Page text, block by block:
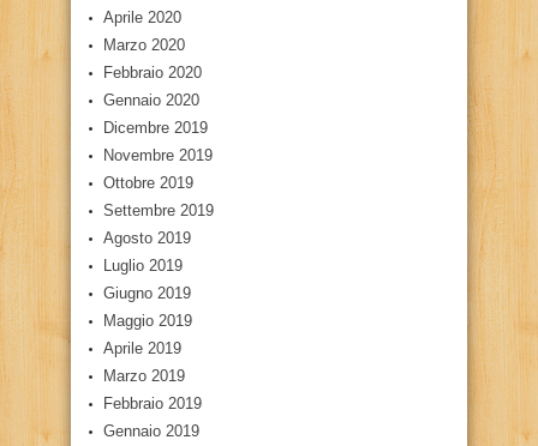
Aprile 2020
Marzo 2020
Febbraio 2020
Gennaio 2020
Dicembre 2019
Novembre 2019
Ottobre 2019
Settembre 2019
Agosto 2019
Luglio 2019
Giugno 2019
Maggio 2019
Aprile 2019
Marzo 2019
Febbraio 2019
Gennaio 2019